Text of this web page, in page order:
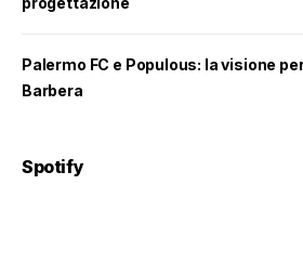
Palermo FC e Populous: la visione
Barbera
Spotify